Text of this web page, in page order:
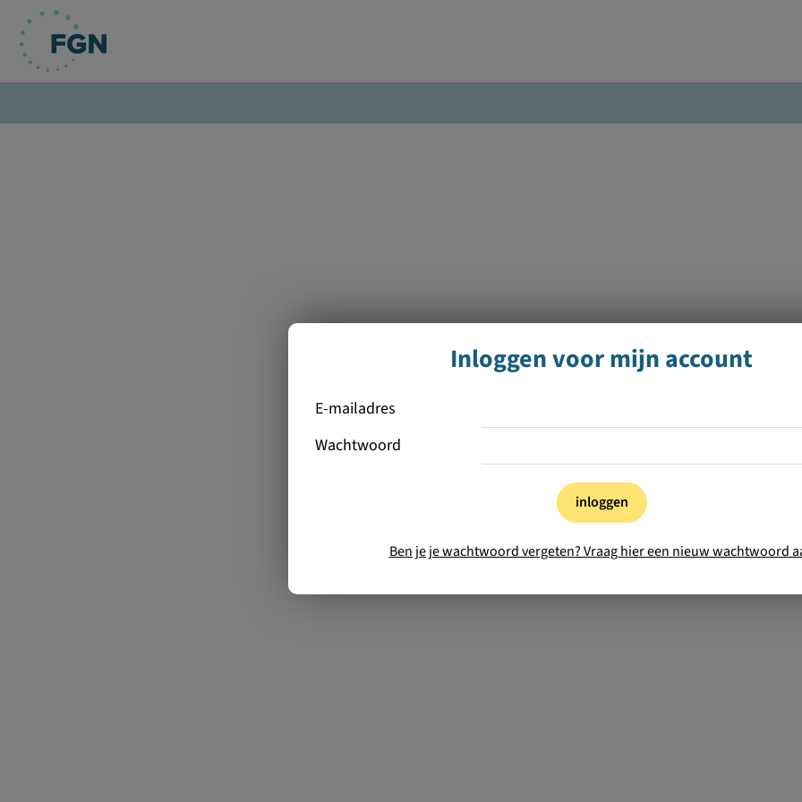
Inloggen voor mijn account
E-mailadres
Wachtwoord
inloggen
Ben je je wachtwoord vergeten? Vraag hier een nieuw wachtwoord